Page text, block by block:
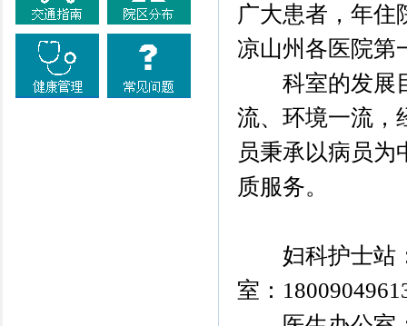
广大患者，年住
凉山州各医院第
科室的发展目
流、环境一流，
员秉承以病员
质服务。
妇科护士站：
室：